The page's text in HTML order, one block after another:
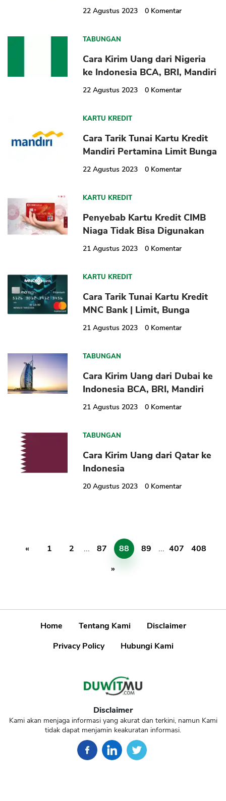
22 Agustus 2023 0 Komentar
TABUNGAN
Cara Kirim Uang dari Nigeria
ke Indonesia BCA, BRI, Mandiri
22 Agustus 2023 0 Komentar
KARTU KREDIT
Cara Tarik Tunai Kartu Kredit
Mandiri Pertamina Limit Bunga
22 Agustus 2023 0 Komentar
KARTU KREDIT
Penyebab Kartu Kredit CIMB
Niaga Tidak Bisa Digunakan
21 Agustus 2023 0 Komentar
KARTU KREDIT
Cara Tarik Tunai Kartu Kredit
MNC Bank | Limit, Bunga
21 Agustus 2023 0 Komentar
TABUNGAN
Cara Kirim Uang dari Dubai ke
Indonesia BCA, BRI, Mandiri
21 Agustus 2023 0 Komentar
TABUNGAN
Cara Kirim Uang dari Qatar ke
Indonesia
20 Agustus 2023 0 Komentar
« 1 2 ... 87 88 89 ... 407
408
»
Home Tentang Kami
Disclaimer
Privacy Policy
Hubungi Kami
Disclaimer
Kami akan menjaga informasi yang akurat dan terkini, namun Kami
tidak dapat menjamin keakuratan informasi.